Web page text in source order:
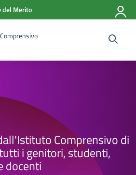
del Merito
Comprensivo di
i genitori, studenti,
docenti